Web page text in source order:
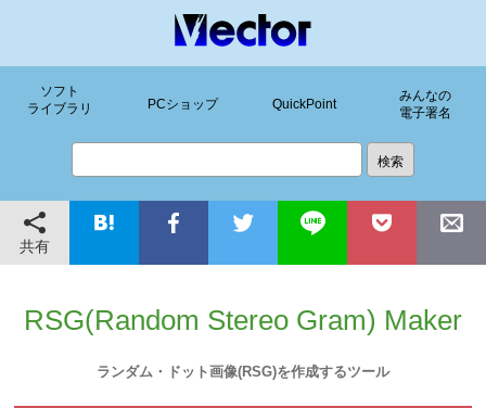
ソフト
ライブラリ
PCショップ QuickPoint
みんなの
電子署名
共有
RSG(Random Stereo Gram) Maker
ランダム・ドット画像(RSG)を作成するツール